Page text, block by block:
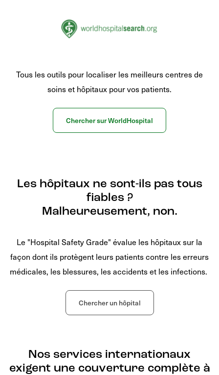
Tous les outils pour localiser les meilleurs centres de
soins et hôpitaux pour vos patients.
Chercher sur WorldHospital
Les hôpitaux ne sont-ils pas tous
fiables ?
Malheureusement, non.
Le "Hospital Safety Grade" évalue les hôpitaux sur la
façon dont ils protègent leurs patients contre les erreurs
médicales, les blessures, les accidents et les infections.
Chercher un hôpital
Nos services internationaux
exigent une couverture complète à